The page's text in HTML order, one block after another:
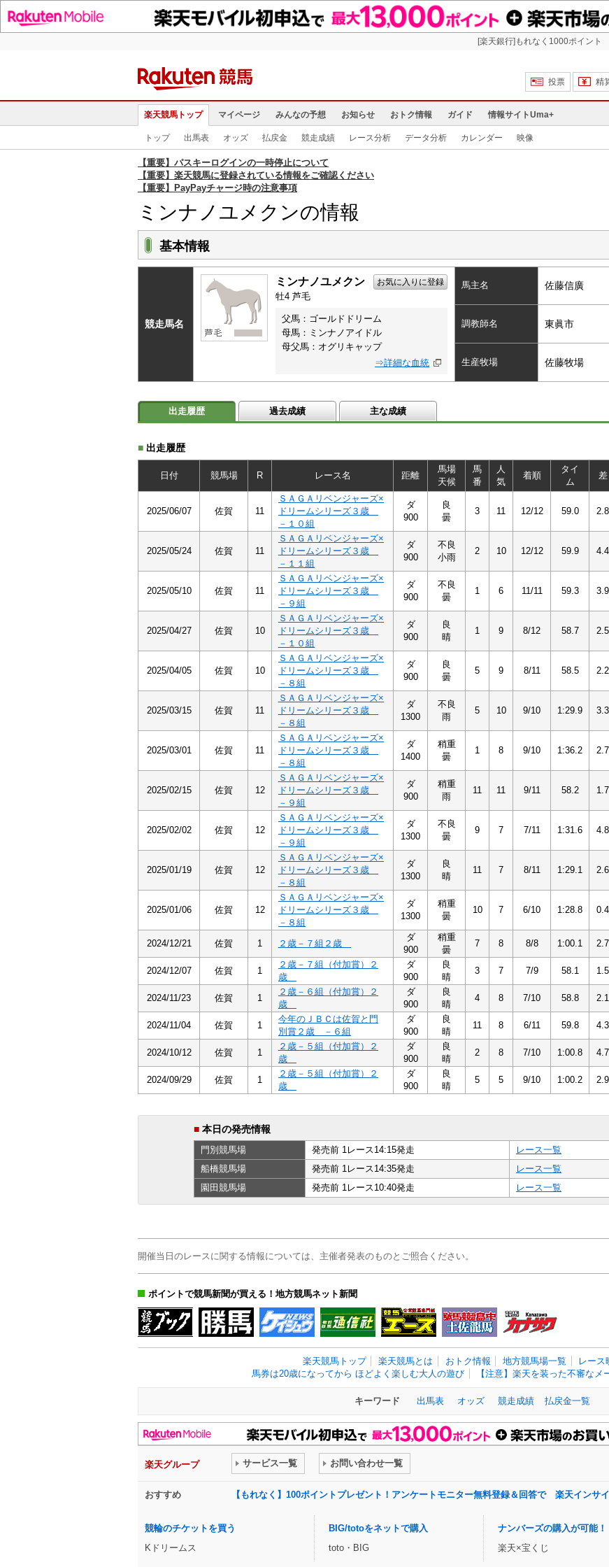
[楽天銀行]もれなく1000ポイント
投票
精
楽天競馬トップ マイページ みんなの予想 お知らせ おトク情報 ガイド 情報サイトUma+
トップ 出馬表 オッズ 払戻金 競走成績 レース分析 データ分析 カレンダー 映像
【重要】パスキーログインの一時停止について
【重要】楽天競馬に登録されている情報をご確認ください
【重要】PayPayチャージ時の注意事項
ミンナノユメクンの情報
基本情報
競走馬名
ミンナノユメクン お気に入りに登録
牡4 芦毛
父馬：ゴールドドリーム
母馬：ミンナノアイドル
母父馬：オグリキャップ
⇒詳細な血統
馬主名 佐藤信廣
調教師名 東眞市
生産牧場 佐藤牧場
出走履歴 過去成績 主な成績
■ 出走履歴
日付 競馬場 R レース名 距離
馬場
天候
馬
番
人
気
着順
タイ
ム
差
2025/06/07 佐賀 11
ＳＡＧＡリベンジャーズ×
ドリームシリーズ３歳
－１０組
ダ
900
良
曇
3 11 12/12 59.0 2.8
2025/05/24 佐賀 11
ＳＡＧＡリベンジャーズ×
ドリームシリーズ３歳
－１１組
ダ
900
不良
小雨
2 10 12/12 59.9 4.4
2025/05/10 佐賀 11
ＳＡＧＡリベンジャーズ×
ドリームシリーズ３歳
－９組
ダ
900
不良
曇
1 6 11/11 59.3 3.9
2025/04/27 佐賀 10
ＳＡＧＡリベンジャーズ×
ドリームシリーズ３歳
－１０組
ダ
900
良
晴
1 9 8/12 58.7 2.5
2025/04/05 佐賀 10
ＳＡＧＡリベンジャーズ×
ドリームシリーズ３歳
－８組
ダ
900
良
曇
5 9 8/11 58.5 2.2
2025/03/15 佐賀 11
ＳＡＧＡリベンジャーズ×
ドリームシリーズ３歳
－８組
ダ
1300
不良
雨
5 10 9/10 1:29.9 3.3
2025/03/01 佐賀 11
ＳＡＧＡリベンジャーズ×
ドリームシリーズ３歳
－８組
ダ
1400
稍重
曇
1 8 9/10 1:36.2 2.7
2025/02/15 佐賀 12
ＳＡＧＡリベンジャーズ×
ドリームシリーズ３歳
－９組
ダ
900
稍重
雨
11 11 9/11 58.2 1.7
2025/02/02 佐賀 12
ＳＡＧＡリベンジャーズ×
ドリームシリーズ３歳
－９組
ダ
1300
不良
曇
9 7 7/11 1:31.6 4.8
2025/01/19 佐賀 12
ＳＡＧＡリベンジャーズ×
ドリームシリーズ３歳
－８組
ダ
1300
良
晴
11 7 8/11 1:29.1 2.6
2025/01/06 佐賀 12
ＳＡＧＡリベンジャーズ×
ドリームシリーズ３歳
－８組
ダ
1300
稍重
曇
10 7 6/10 1:28.8 0.4
2024/12/21 佐賀 1 ２歳－７組２歳
ダ
900
稍重
曇
7 8 8/8 1:00.1 2.7
2024/12/07 佐賀 1
２歳－７組（付加賞）２
歳
ダ
900
良
晴
3 7 7/9 58.1 1.5
2024/11/23 佐賀 1
２歳－６組（付加賞）２
歳
ダ
900
良
晴
4 8 7/10 58.8 2.1
2024/11/04 佐賀 1
今年のＪＢＣは佐賀と門
別賞２歳 －６組
ダ
900
良
晴
11 8 6/11 59.8 4.3
2024/10/12 佐賀 1
２歳－５組（付加賞）２
歳
ダ
900
良
晴
2 8 7/10 1:00.8 4.7
2024/09/29 佐賀 1
２歳－５組（付加賞）２
歳
ダ
900
良
晴
5 5 9/10 1:00.2 2.9
■ 本日の発売情報
門別競馬場 発売前 1レース14:15発走
レース一覧
船橋競馬場 発売前 1レース14:35発走
レース一覧
園田競馬場 発売前 1レース10:40発走 レース一覧
開催当日のレースに関する情報については、主催者発表のものとご照合ください。
ポイントで競馬新聞が買える！地方競馬ネット新聞
楽天競馬トップ 楽天競馬とは おトク情報 地方競馬場一覧
レース
馬券は20歳になってから ほどよく楽しむ大人の遊び
【注意】楽天を装った不審なメ
キーワード 出馬表 オッズ 競走成績 払戻金一覧
楽天グループ サービス一覧 お問い合わせ一覧
おすすめ 【もれなく】100ポイントプレゼント！アンケートモニター無料登録＆回答で 楽天インサ
競輪のチケットを買う
Kドリームス
BIG/totoをネットで購入
toto・BIG
ナンバーズの購入が可能！
楽天×宝くじ